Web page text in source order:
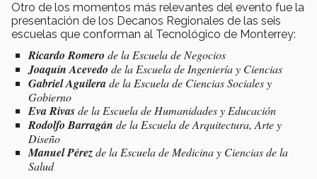
Otro de los momentos más relevantes del evento fue la
presentación de los Decanos Regionales de las seis
escuelas que conforman al Tecnológico de Monterrey:
Ricardo Romero de la Escuela de Negocios
Joaquín Acevedo de la Escuela de Ingeniería y Ciencias
Gabriel Aguilerade la Escuela de Ciencias Sociales y
Gobierno
Eva Rivasde la Escuela de Humanidades y Educación
Rodolfo Barragán de la Escuela de Arquitectura, Arte y
Diseño
Manuel Pérezde la Escuela de Medicina y Ciencias de la
Salud